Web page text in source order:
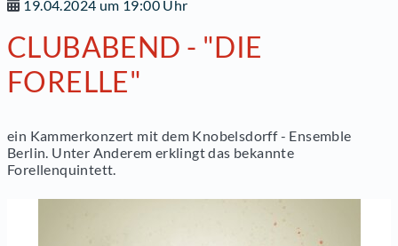
19.04.2024 um 19:00 Uhr
CLUBABEND - "DIE
FORELLE"
ein Kammerkonzert mit dem Knobelsdorff - Ensemble
Berlin. Unter Anderem erklingt das bekannte
Forellenquintett.